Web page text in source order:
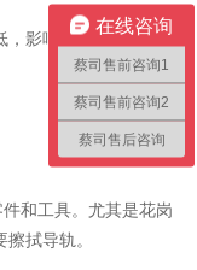
影响测量机正常工
和工具。尤其是花岗
拭导轨。
在线咨询
蔡司售前咨询1
蔡司售前咨询2
蔡司售后咨询